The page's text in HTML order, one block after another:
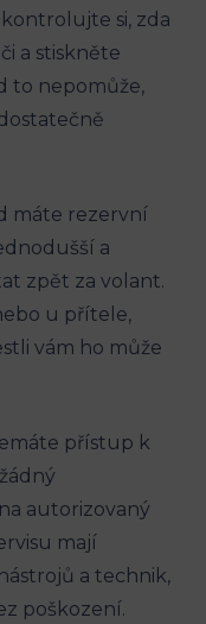
si, zda
a stiskněte
to nepomůže,
máte rezervní
a
zpět za volant.
u přítele,
vám ho může
přístup k
autorizovaný
mají
a technik,
poškození.